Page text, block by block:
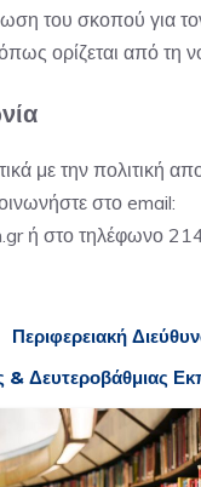
του σκοπού για
ορίζεται από τη
με την πολιτική
στο email:
ή στο τηλέφωνο
Περιφερειακή Δ
& Δευτεροβάθμιας Ε